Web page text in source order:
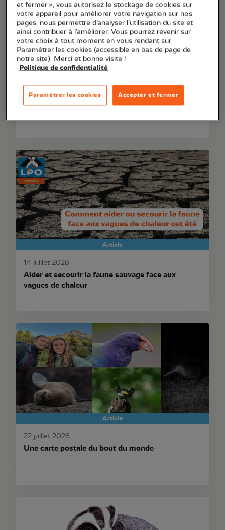
Article
Consultations pour protéger les espèces : votez !
Article
14 juillet 2026
Aider et secourir la faune sauvage face aux
vagues de chaleur
Article
22 juillet 2026
Une carte postale du bout du monde
et fermer », vous autorisez le stockage de cookies sur
votre appareil pour améliorer votre navigation sur nos
pages, nous permettre d’analyser l’utilisation du site et
ainsi contribuer à l’améliorer. Vous pourrez revenir sur
votre choix à tout moment en vous rendant sur
Paramétrer les cookies (accessible en bas de page de
notre site). Merci et bonne visite !
Politique de confidentialité
Accepter et fermer
Paramétrer les cookies